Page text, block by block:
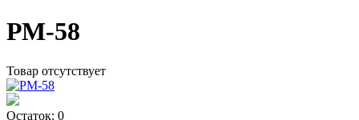
РМ-58
Товар отсутствует
Остаток: 0